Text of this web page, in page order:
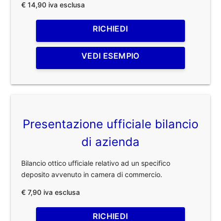
€ 14,90 iva esclusa
RICHIEDI
VEDI ESEMPIO
Presentazione ufficiale bilancio
di azienda
Bilancio ottico ufficiale relativo ad un specifico
deposito avvenuto in camera di commercio.
€ 7,90 iva esclusa
RICHIEDI